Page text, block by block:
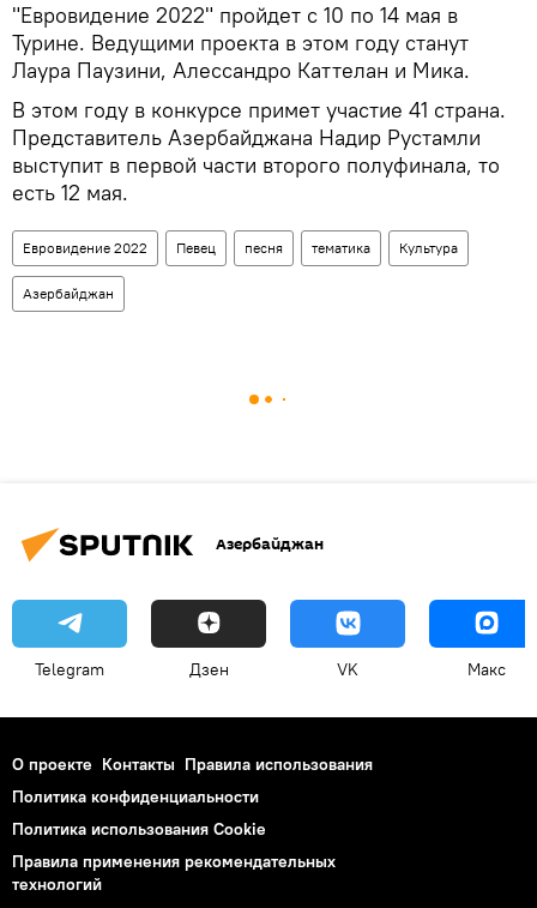
"Евровидение 2022" пройдет с 10 по 14 мая в
Турине. Ведущими проекта в этом году станут
Лаура Паузини, Алессандро Каттелан и Мика.
В этом году в конкурсе примет участие 41 страна.
Представитель Азербайджана Надир Рустамли
выступит в первой части второго полуфинала, то
есть 12 мая.
Евровидение 2022 Певец песня тематика Культура
Азербайджан
Азербайджан
Telegram Дзен VK Макс
О проекте Контакты Правила использования
Политика конфиденциальности
Политика использования Cookie
Правила применения рекомендательных
технологий